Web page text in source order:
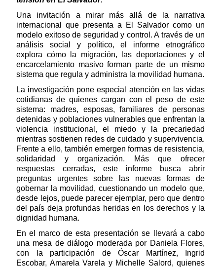
Una invitación a mirar más allá de la narrativa
internacional que presenta a El Salvador como un
modelo exitoso de seguridad y control. A través de un
análisis social y político, el informe etnográfico
explora cómo la migración, las deportaciones y el
encarcelamiento masivo forman parte de un mismo
sistema que regula y administra la movilidad humana.
La investigación pone especial atención en las vidas
cotidianas de quienes cargan con el peso de este
sistema: madres, esposas, familiares de personas
detenidas y poblaciones vulnerables que enfrentan la
violencia institucional, el miedo y la precariedad
mientras sostienen redes de cuidado y supervivencia.
Frente a ello, también emergen formas de resistencia,
solidaridad y organización. Más que ofrecer
respuestas cerradas, este informe busca abrir
preguntas urgentes sobre las nuevas formas de
gobernar la movilidad, cuestionando un modelo que,
desde lejos, puede parecer ejemplar, pero que dentro
del país deja profundas heridas en los derechos y la
dignidad humana.
En el marco de esta presentación se llevará a cabo
una mesa de diálogo moderada por Daniela Flores,
con la participación de Óscar Martínez, Ingrid
Escobar, Amarela Varela y Michelle Salord, quienes